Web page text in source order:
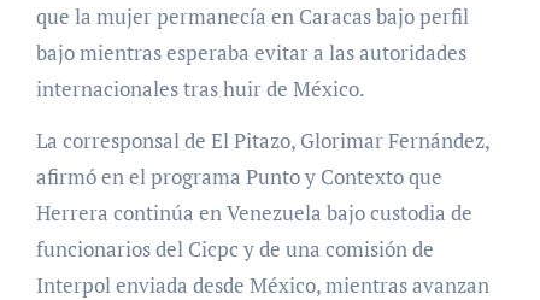
que la mujer permanecía en Caracas bajo perfil
bajo mientras esperaba evitar a las autoridades
internacionales tras huir de México.
La corresponsal de El Pitazo, Glorimar Fernández,
afirmó en el programa Punto y Contexto que
Herrera continúa en Venezuela bajo custodia de
funcionarios del Cicpc y de una comisión de
Interpol enviada desde México, mientras avanzan